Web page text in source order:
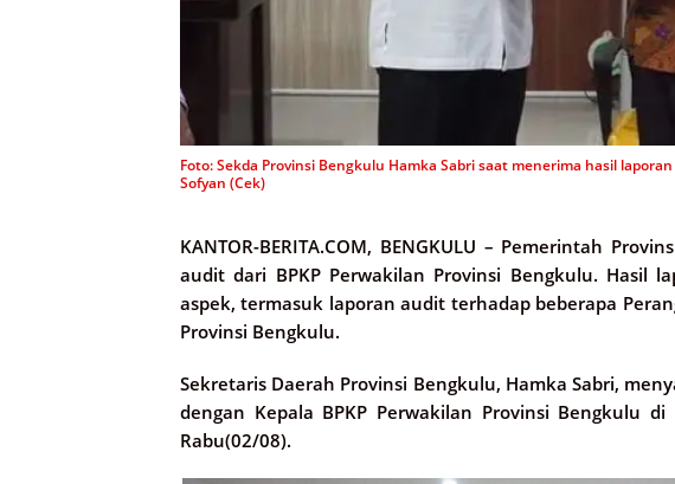
Foto: Sekda Provinsi Bengkulu Hamka Sabri saat menerima hasil
Sofyan (Cek)
KANTOR-BERITA.COM, BENGKULU – Pemerintah
audit dari BPKP Perwakilan Provinsi Bengkulu. Hasil
aspek, termasuk laporan audit terhadap beberapa
Provinsi Bengkulu.
Sekretaris Daerah Provinsi Bengkulu, Hamka Sabri,
dengan Kepala BPKP Perwakilan Provinsi Bengkulu
Rabu(02/08).